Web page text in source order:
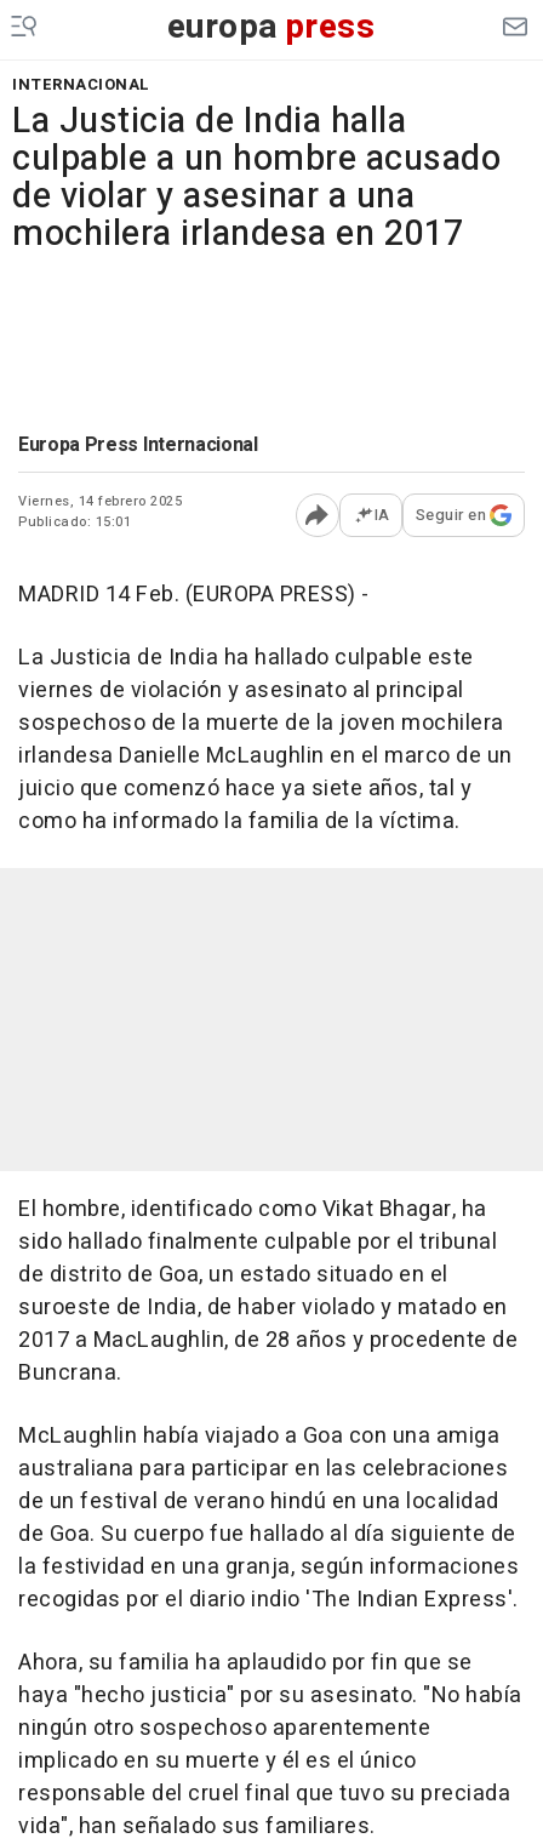
europa press
INTERNACIONAL
La Justicia de India halla
culpable a un hombre acusado
de violar y asesinar a una
mochilera irlandesa en 2017
Europa Press Internacional
Viernes, 14 febrero 2025
Publicado: 15:01
Abrir opciones para
IA Seguir en
MADRID 14 Feb. (EUROPA PRESS) -
La Justicia de India ha hallado culpable este
viernes de violación y asesinato al principal
sospechoso de la muerte de la joven mochilera
irlandesa Danielle McLaughlin en el marco de un
juicio que comenzó hace ya siete años, tal y
como ha informado la familia de la víctima.
El hombre, identificado como Vikat Bhagar, ha
sido hallado finalmente culpable por el tribunal
de distrito de Goa, un estado situado en el
suroeste de India, de haber violado y matado en
2017 a MacLaughlin, de 28 años y procedente de
Buncrana.
McLaughlin había viajado a Goa con una amiga
australiana para participar en las celebraciones
de un festival de verano hindú en una localidad
de Goa. Su cuerpo fue hallado al día siguiente de
la festividad en una granja, según informaciones
recogidas por el diario indio 'The Indian Express'.
Ahora, su familia ha aplaudido por fin que se
haya "hecho justicia" por su asesinato. "No había
ningún otro sospechoso aparentemente
implicado en su muerte y él es el único
responsable del cruel final que tuvo su preciada
vida", han señalado sus familiares.